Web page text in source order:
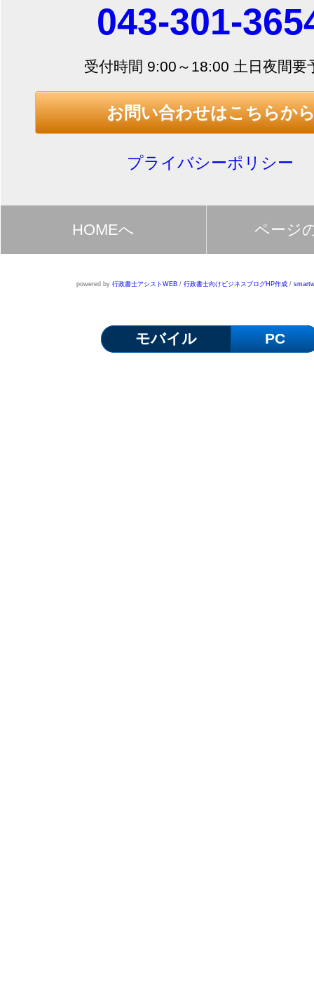
043-301-
受付時間 9:00～18:00 土日夜間要
お問い合わせはこちらか
プライバシーポリシー
HOMEへ ページ
powered by 行政書士アシストWEB/ 行政書士向けビジネスブログHP作成/
モバイル PC